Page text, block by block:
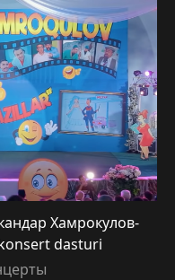
Хамрокулов-
dasturi